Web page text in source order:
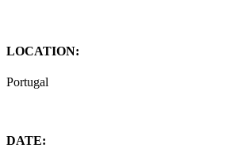
LOCATION:
Portugal
DATE: